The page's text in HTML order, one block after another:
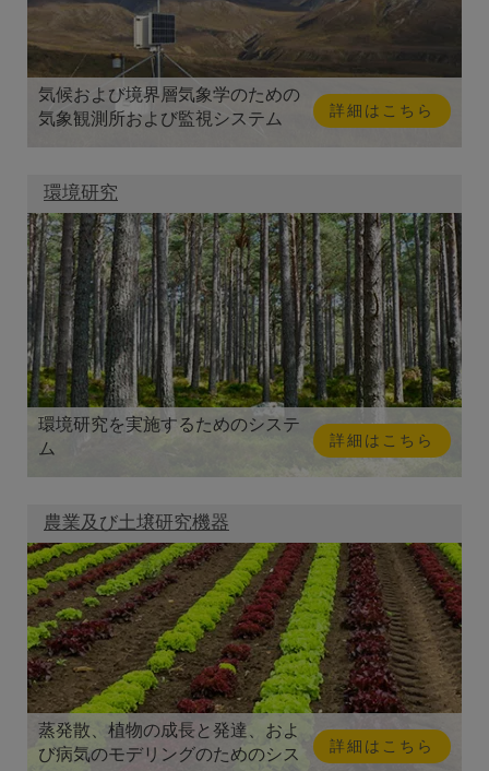
詳細はこちら
気候および境界層気象学のための
気象観測所および監視システム
環境研究
詳細はこちら
環境研究を実施するためのシステ
ム
農業及び土壌研究機器
詳細はこちら
蒸発散、植物の成長と発達、およ
び病気のモデリングのためのシス